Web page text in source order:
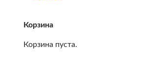
Корзина
Корзина пуста.